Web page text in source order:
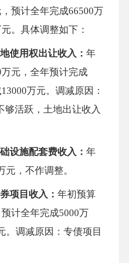
预计全年完成66500万
。具体调整如下：
使用权出让收入：年
万元，全年预计完成
万元。 调减原因：
够活跃，土地出让收入
设施配套费收入：年
元， 不作调整。
项目收入：年初预算
计全年完成5000万
。调减原因：专债项目